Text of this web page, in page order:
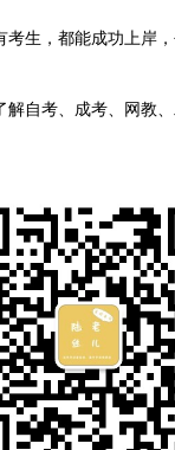
生，都能成功上岸，
自考、成考、网教、